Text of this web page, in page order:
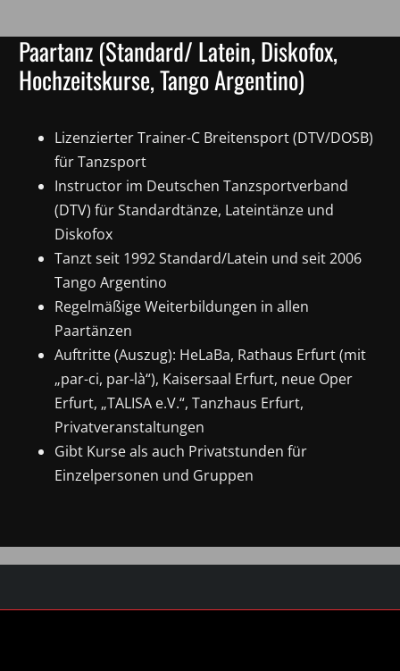
Paartanz (Standard/ Latein, Diskofox,
Hochzeitskurse, Tango Argentino)
Lizenzierter Trainer-C Breitensport (DTV/DOSB)
für Tanzsport
Instructor im Deutschen Tanzsportverband
(DTV) für Standardtänze, Lateintänze und
Diskofox
Tanzt seit 1992 Standard/Latein und seit 2006
Tango Argentino
Regelmäßige Weiterbildungen in allen
Paartänzen
Auftritte (Auszug): HeLaBa, Rathaus Erfurt (mit
„par-ci, par-là“), Kaisersaal Erfurt, neue Oper
Erfurt, „TALISA e.V.“, Tanzhaus Erfurt,
Privatveranstaltungen
Gibt Kurse als auch Privatstunden für
Einzelpersonen und Gruppen